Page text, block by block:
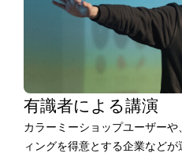
有識者による講演
カラーミーショップユーザー
ィングを得意とする企業などが